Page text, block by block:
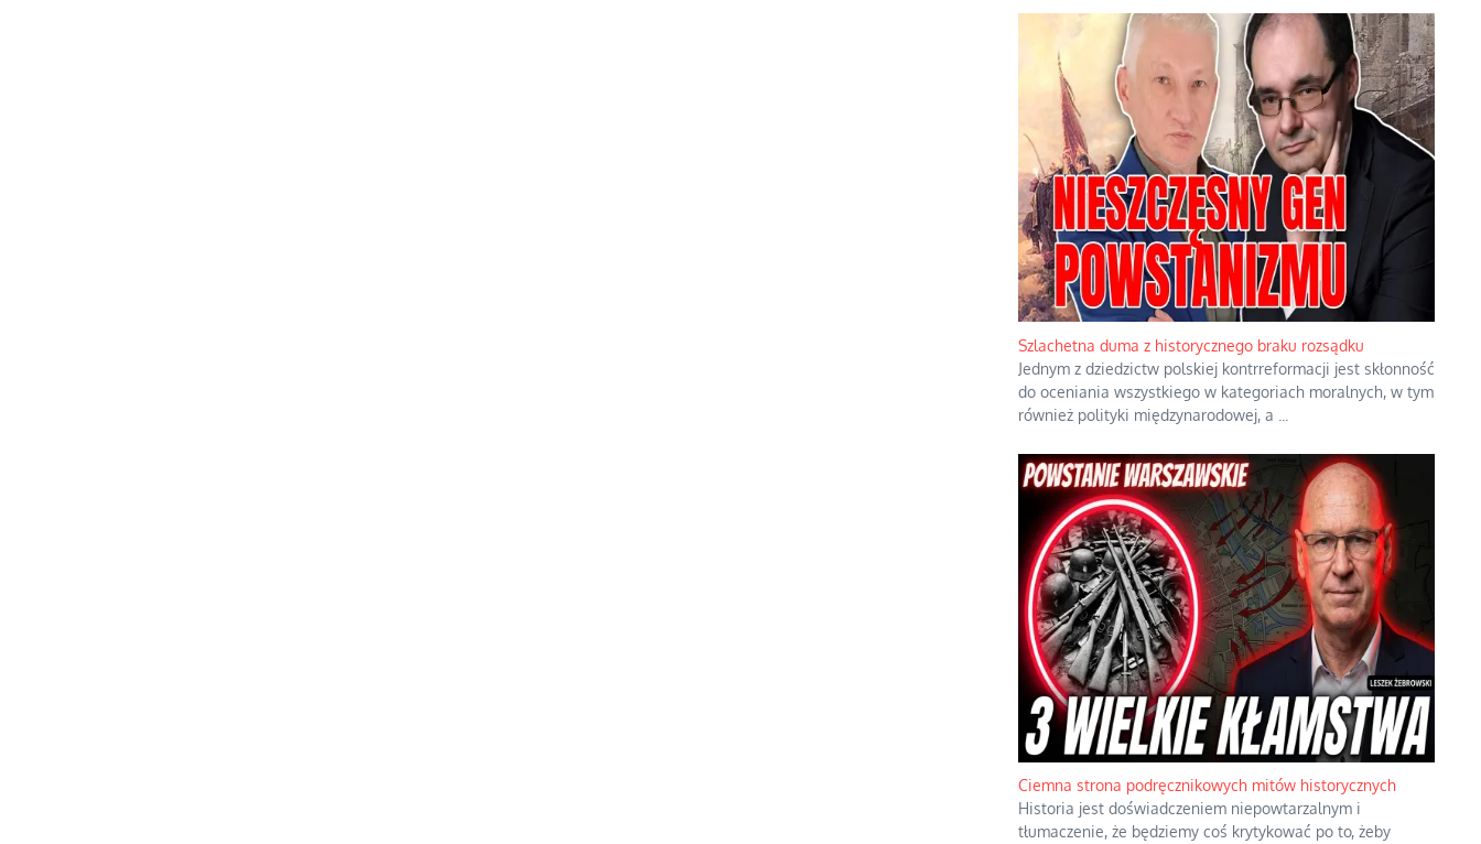
Szlachetna duma z historycznego braku rozsądku
Jednym z dziedzictw polskiej kontrreformacji jest skłonność
do oceniania wszystkiego w kategoriach moralnych, w tym
również polityki międzynarodowej, a
Ciemna strona podręcznikowych mitów historycznych
Historia jest doświadczeniem niepowtarzalnym i
tłumaczenie, że będziemy coś krytykować po to, żeby